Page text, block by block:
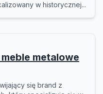
w historycznej...
metalowe
się brand z